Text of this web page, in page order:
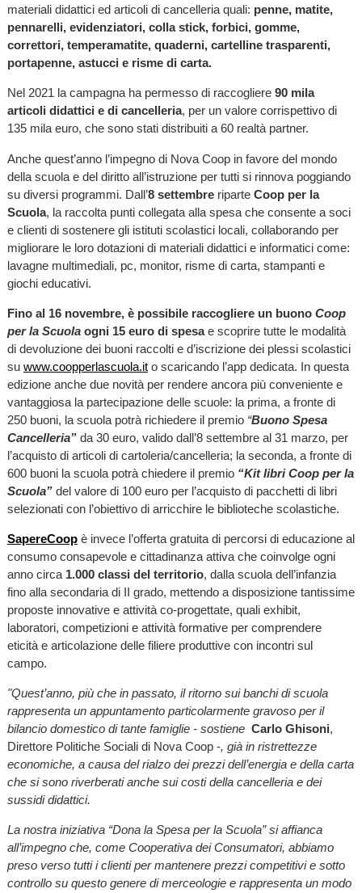
materiali didattici ed articoli di cancelleria quali: penne, matite,
pennarelli, evidenziatori, colla stick, forbici, gomme,
correttori, temperamatite, quaderni, cartelline trasparenti,
portapenne, astucci e risme di carta.
Nel 2021 la campagna ha permesso di raccogliere 90 mila
articoli didattici e di cancelleria, per un valore corrispettivo di
135 mila euro, che sono stati distribuiti a 60 realtà partner.
Anche quest’anno l’impegno di Nova Coop in favore del mondo
della scuola e del diritto all’istruzione per tutti si rinnova poggiando
su diversi programmi. Dall’8 settembre riparte Coop per la
Scuola, la raccolta punti collegata alla spesa che consente a soci
e clienti di sostenere gli istituti scolastici locali, collaborando per
migliorare le loro dotazioni di materiali didattici e informatici come:
lavagne multimediali, pc, monitor, risme di carta, stampanti e
giochi educativi.
Fino al 16 novembre, è possibile raccogliere un buono Coop
per la Scuolaogni 15 euro di spesae scoprire tutte le modalità
di devoluzione dei buoni raccolti e d’iscrizione dei plessi scolastici
su www.coopperlascuola.ito scaricando l’app dedicata. In questa
edizione anche due novità per rendere ancora più conveniente e
vantaggiosa la partecipazione delle scuole: la prima, a fronte di
250 buoni, la scuola potrà richiedere il premio “Buono Spesa
Cancelleria” da 30 euro, valido dall’8 settembre al 31 marzo, per
l’acquisto di articoli di cartoleria/cancelleria; la seconda, a fronte di
600 buoni la scuola potrà chiedere il premio “Kit libri Coop per la
Scuola”del valore di 100 euro per l’acquisto di pacchetti di libri
selezionati con l’obiettivo di arricchire le biblioteche scolastiche.
SapereCoopè invece l’offerta gratuita di percorsi di educazione al
consumo consapevole e cittadinanza attiva che coinvolge ogni
anno circa 1.000 classi del territorio, dalla scuola dell’infanzia
fino alla secondaria di II grado, mettendo a disposizione tantissime
proposte innovative e attività co-progettate, quali exhibit,
laboratori, competizioni e attività formative per comprendere
eticità e articolazione delle filiere produttive con incontri sul
campo.
"Quest’anno, più che in passato, il ritorno sui banchi di scuola
rappresenta un appuntamento particolarmente gravoso per il
bilancio domestico di tante famiglie - sostiene Carlo Ghisoni,
Direttore Politiche Sociali di Nova Coop -, già in ristrettezze
economiche, a causa del rialzo dei prezzi dell’energia e della carta
che si sono riverberati anche sui costi della cancelleria e dei
sussidi didattici.
La nostra iniziativa “Dona la Spesa per la Scuola” si affianca
all’impegno che, come Cooperativa dei Consumatori, abbiamo
preso verso tutti i clienti per mantenere prezzi competitivi e sotto
controllo su questo genere di merceologie e rappresenta un modo